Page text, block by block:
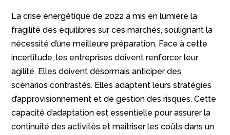
La crise énergétique de 2022 a mis en lumière la
fragilité des équilibres sur ces marchés, soulignant la
nécessité d’une meilleure préparation. Face à cette
incertitude, les entreprises doivent renforcer leur
agilité. Elles doivent désormais anticiper des
scénarios contrastés. Elles adaptent leurs stratégies
d’approvisionnement et de gestion des risques. Cette
capacité d’adaptation est essentielle pour assurer la
continuité des activités et maîtriser les coûts dans un